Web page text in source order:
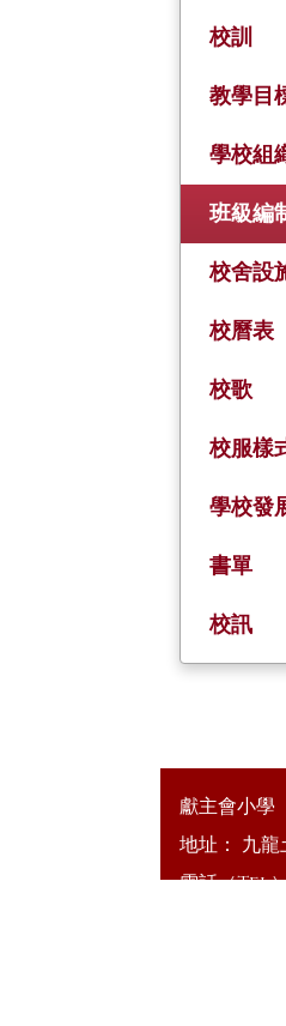
校訓
教學目
學校組
班級編
校舍設
校曆表
校歌
校服樣
學校發
書單
校訊
獻主會小學
地址： 九龍
電話（Tel